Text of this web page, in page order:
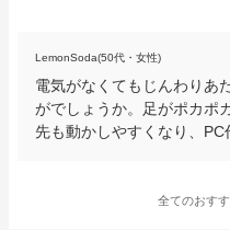
LemonSoda(50代・女性)
電気がなくてもじんわりあ
がでしょうか。足がポカポ
先も動かしやすくなり、PC
全てのおす